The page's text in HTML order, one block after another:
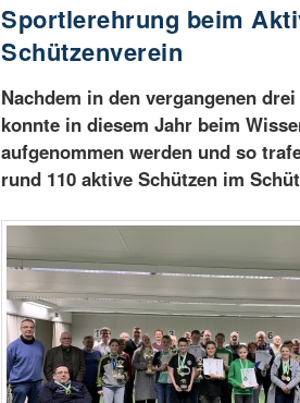
Sportlerehrung beim
Schützenverein
Nachdem in den vergangenen
konnte in diesem Jahr beim
aufgenommen werden und so
rund 110 aktive Schützen im